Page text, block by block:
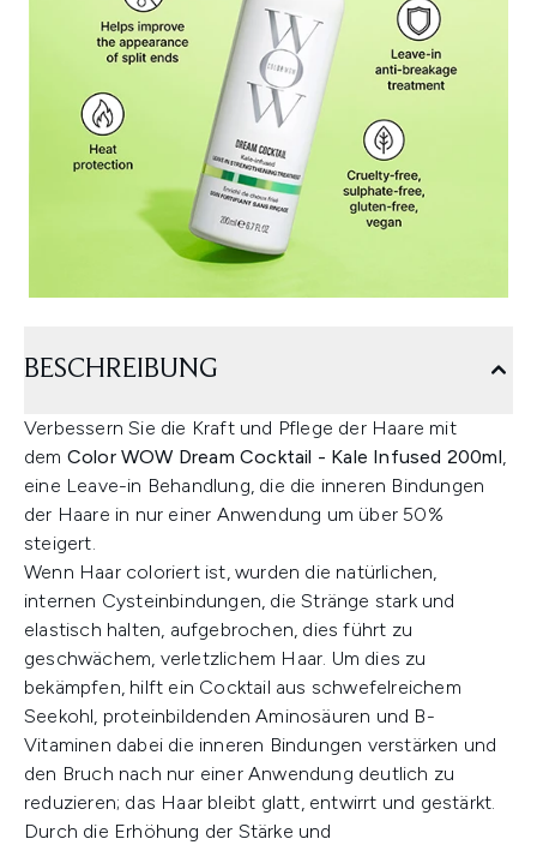
BESCHREIBUNG
Verbessern Sie die Kraft und Pflege der Haare mit
dem Color WOW Dream Cocktail - Kale Infused 200ml,
eine Leave-in Behandlung, die die inneren Bindungen
der Haare in nur einer Anwendung um über 50%
steigert.
Wenn Haar coloriert ist, wurden die natürlichen,
internen Cysteinbindungen, die Stränge stark und
elastisch halten, aufgebrochen, dies führt zu
geschwächem, verletzlichem Haar. Um dies zu
bekämpfen, hilft ein Cocktail aus schwefelreichem
Seekohl, proteinbildenden Aminosäuren und B-
Vitaminen dabei die inneren Bindungen verstärken und
den Bruch nach nur einer Anwendung deutlich zu
reduzieren; das Haar bleibt glatt, entwirrt und gestärkt.
Durch die Erhöhung der Stärke und